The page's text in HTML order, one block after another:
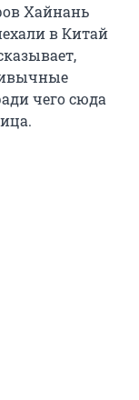
Хайнань
в Китай
чего сюда